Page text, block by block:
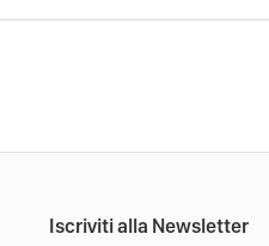
Iscriviti alla Newsletter